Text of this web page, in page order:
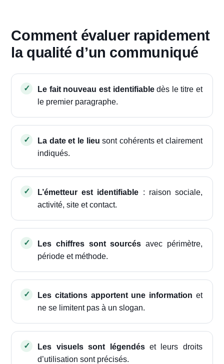
Comment évaluer rapidement
la qualité d’un communiqué
Le fait nouveau est identifiabledès le titre et
le premier paragraphe.
La date et le lieu sont cohérents et clairement
indiqués.
L’émetteur est identifiable : raison sociale,
activité, site et contact.
Les chiffres sont sourcés avec périmètre,
période et méthode.
Les citations apportent une information et
ne se limitent pas à un slogan.
Les visuels sont légendéset leurs droits
d’utilisation sont précisés.